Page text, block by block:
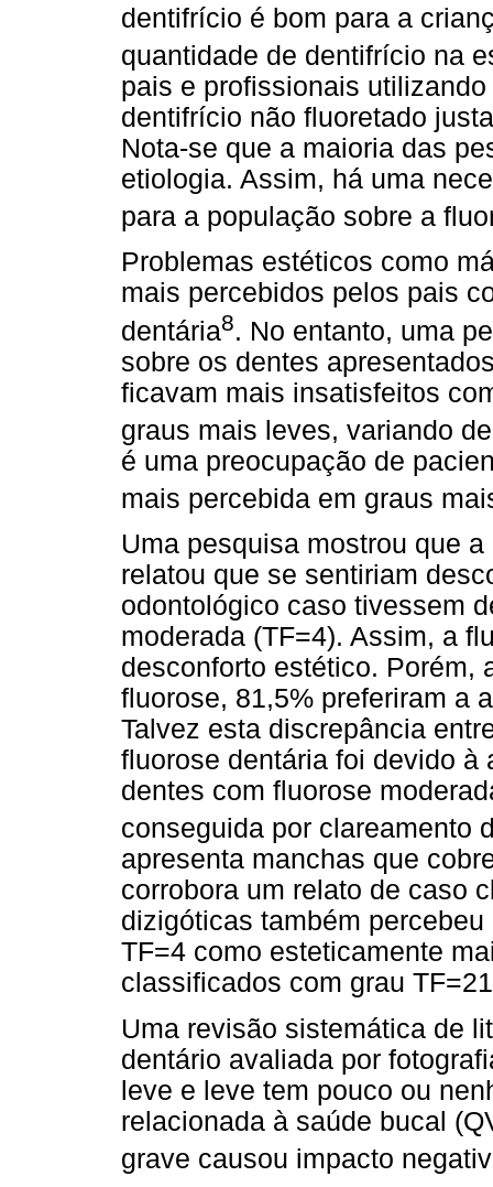
dentifrício é bom para a
quantidade de dentifrício na
pais e profissionais
dentifrício não fluoretado
Nota-se que a maioria das
etiologia. Assim, há uma
para a população sobre a
Problemas estéticos como
mais percebidos pelos pais
dentária8. No entanto, uma
sobre os dentes
ficavam mais insatisfeitos
graus mais leves, variando
é uma preocupação de
mais percebida em graus
Uma pesquisa mostrou que
relatou que se sentiriam
odontológico caso tivessem
moderada (TF=4). Assim, a
desconforto estético. Porém,
fluorose, 81,5% preferiram a
Talvez esta discrepância
fluorose dentária foi devido à
dentes com fluorose
conseguida por clareamento
apresenta manchas que
corrobora um relato de caso
dizigóticas também
TF=4 como esteticamente
classificados com grau
Uma revisão sistemática de
dentário avaliada por
leve e leve tem pouco ou
relacionada à saúde bucal
grave causou impacto